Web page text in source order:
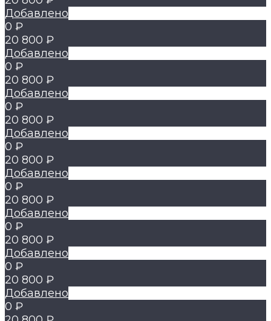
Добавлено
0 ₽
20 800 ₽
Добавлено
0 ₽
20 800 ₽
Добавлено
0 ₽
20 800 ₽
Добавлено
0 ₽
20 800 ₽
Добавлено
0 ₽
20 800 ₽
Добавлено
0 ₽
20 800 ₽
Добавлено
0 ₽
20 800 ₽
Добавлено
0 ₽